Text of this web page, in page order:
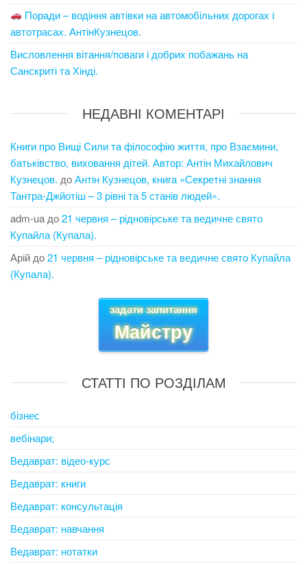
Поради – водіння автівки на автомобільних дорогах і
автотрасах. АнтінКузнецов.
Висловлення вітання/поваги і добрих побажань на
Санскриті та Хінді.
НЕДАВНІ КОМЕНТАРІ
Книги про Вищі Сили та філософію життя, про Взаємини,
батьківство, виховання дітей. Автор: Антін Михайлович
Кузнецов. доАнтін Кузнецов, книга «Секретні знання
Тантра-Джйотіш – 3 рівні та 5 станів людей».
adm-ua до21 червня – рідновірське та ведичне свято
Купайла (Купала).
Арій до21 червня – рідновірське та ведичне свято Купайла
(Купала).
задати запитання
Майстру
СТАТТІ ПО РОЗДІЛАМ
бізнес
вебінари;
Ведаврат: відео-курс
Ведаврат: книги
Ведаврат: консультація
Ведаврат: навчання
Ведаврат: нотатки